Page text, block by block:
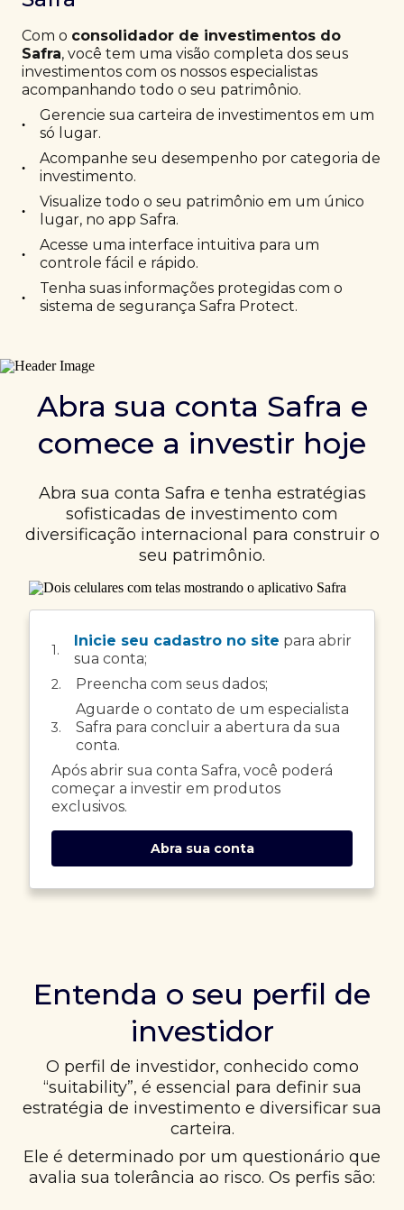
Com o consolidador de investimentos do
Safra, você tem uma visão completa dos seus
investimentos com os nossos especialistas
acompanhando todo o seu patrimônio.
•
Gerencie sua carteira de investimentos em um
só lugar.
•
Acompanhe seu desempenho por categoria de
investimento.
•
Visualize todo o seu patrimônio em um único
lugar, no app Safra.
•
Acesse uma interface intuitiva para um
controle fácil e rápido.
•
Tenha suas informações protegidas com o
sistema de segurança Safra Protect.
Abra sua conta Safra e
comece a investir hoje
Abra sua conta Safra e tenha estratégias
sofisticadas de investimento com
diversificação internacional para construir o
seu patrimônio.
1.
Inicie seu cadastro no site para abrir
sua conta;
2. Preencha com seus dados;
3.
Aguarde o contato de um especialista
Safra para concluir a abertura da sua
conta.
Após abrir sua conta Safra, você poderá
começar a investir em produtos
exclusivos.
Abra sua conta
Entenda o seu perfil de
investidor
O perfil de investidor, conhecido como
“suitability”, é essencial para definir sua
estratégia de investimento e diversificar sua
carteira.
Ele é determinado por um questionário que
avalia sua tolerância ao risco. Os perfis são: